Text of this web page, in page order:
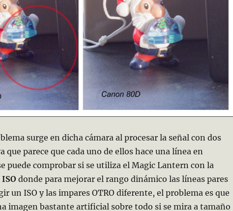
surge en dicha cámara al procesar la señal con dos
que parece que cada uno de ellos hace una línea en
puede comprobar si se utiliza el Magic Lantern con la
donde para mejorar el rango dinámico las líneas pares
un ISO y las impares OTRO diferente, el problema es que
imagen bastante artificial sobre todo si se mira a tamaño